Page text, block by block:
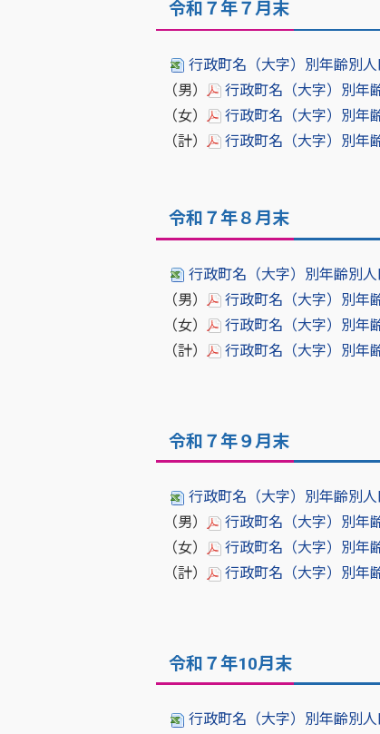
令和７年７月末
行政町名（大字）別年齢別
（男）
行政町名（大字）別年
（女）
行政町名（大字）別年
（計）
行政町名（大字）別年
令和７年８月末
行政町名（大字）別年齢別
（男）
行政町名（大字）別年
（女）
行政町名（大字）別年
（計）
行政町名（大字）別年
令和７年９月末
行政町名（大字）別年齢別
（男）
行政町名（大字）別年
（女）
行政町名（大字）別年
（計）
行政町名（大字）別年
令和７年10月末
行政町名（大字）別年齢別